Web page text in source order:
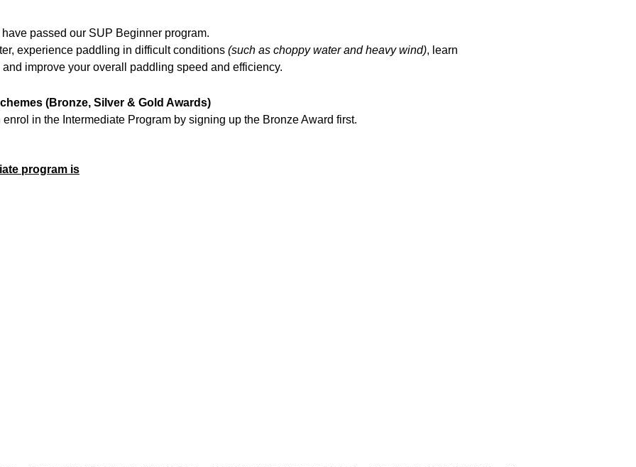
passed our SUP Beginner program.
experience paddling in difficult conditions (such as choppy water and heavy wind), learn
improve your overall paddling speed and efficiency.
(Bronze, Silver & Gold Awards)
in the Intermediate Program by signing up the Bronze Award first.
program is